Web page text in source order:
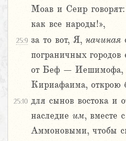
Моав и Сеир
как все народы!»,
25:9 за то вот, Я, начиная
пограничных городов
от Беф – Иешимофа,
Кириафаима, открою
25:10 для сынов востока и
наследие им, вместе
Аммоновыми, чтобы